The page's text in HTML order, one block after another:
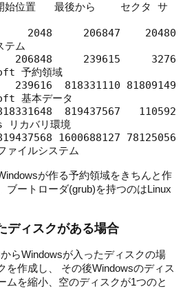
位置   最後から    セクタ サ
2048     206847    20480
ム
206848     239615     3276
予約領域
239616  818331110 81809149
基本データ
819437567   110592
カバリ環境
1600688127 78125056
が作る予約領域をきちんと作
ブートローダ(grub)を持つのはLinux
ディスクがある場合
らWindowsが入ったディスクの場
を作成し、 その後Windowsのディス
ムを縮小、空のディスクが1つのと